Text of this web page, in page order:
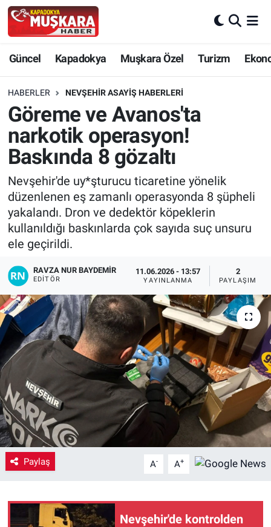
Güncel Kapadokya Muşkara Özel Turizm
HABERLER NEVŞEHIR ASAYIŞ HABERLERI
Göreme ve Avanos'ta
narkotik operasyon!
Baskında 8 gözaltı
Nevşehir'de uy*şturucu ticaretine yönelik
düzenlenen eş zamanlı operasyonda 8 şüpheli
yakalandı. Dron ve dedektör köpeklerin
kullanıldığı baskınlarda çok sayıda suç unsuru
ele geçirildi.
RAVZA NUR BAYDEMIR
EDITÖR
11.06.2026 - 13:57
YAYINLANMA
2
PAYLAŞIM
Paylaş A- A+
Nevşehir'de kontrolden
Güncel
SEÇİM
Muşkara Özel
Kapadokya
Turizm
Yaşam
VEFATLAR
Nevşehir Hava Durumu
Nevşehir Trafik Yoğunluk Haritası
Süper Lig Puan Durumu ve Fikstür
Son Dakika Haberleri
Haber Arşivi